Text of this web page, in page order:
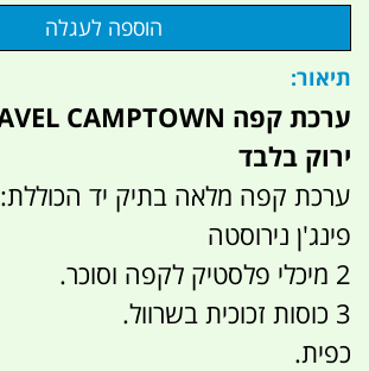
תיאור:
ירוק בלבד
ערכת קפה מלאה בתיק יד הכוללת:
פינג'ן נירוסטה
2 מיכלי פלסטיק לקפה וסוכר.
3 כוסות זכוכית בשרוול.
כפית.